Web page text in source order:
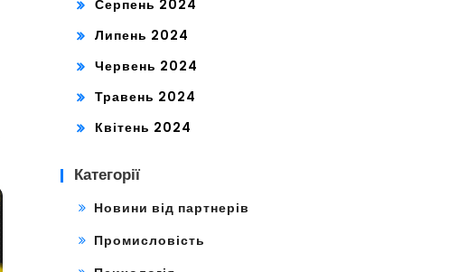
Серпень 2024
Липень 2024
Червень 2024
Травень 2024
Квітень 2024
Категорії
Новини від партнерів
Промисловість